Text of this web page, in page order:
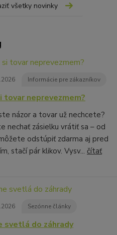
všetky novinky
Informácie pre zákazníkov
tovar neprevezmem?
názor a tovar už nechcete?
nechať zásielku vrátiť sa – od
odstúpiť zdarma aj pred
stačí pár klikov. Vysv... čítať
Sezónne články
svetlá do záhrady